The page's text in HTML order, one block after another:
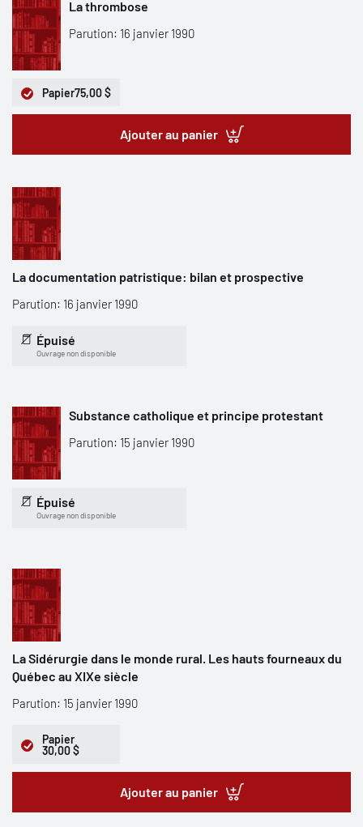
La thrombose
Parution: 16 janvier 1990
Papier75,00 $
Ajouter au panier
La documentation patristique: bilan et prospective
Parution: 16 janvier 1990
Épuisé
Ouvrage non disponible
Substance catholique et principe protestant
Parution: 15 janvier 1990
Épuisé
Ouvrage non disponible
La Sidérurgie dans le monde rural. Les hauts fourneaux du
Québec au XIXe siècle
Parution: 15 janvier 1990
Papier
30,00 $
Ajouter au panier